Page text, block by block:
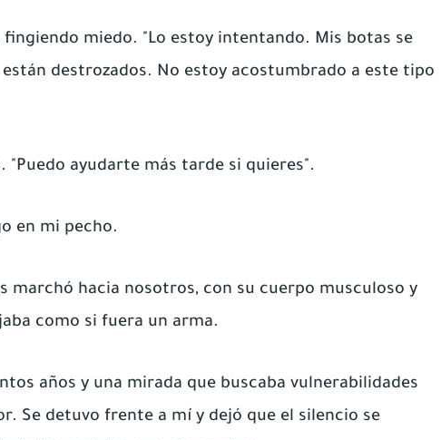
fingiendo miedo. "Lo estoy intentando. Mis botas se
destrozados. No estoy acostumbrado a este tipo
"Puedo ayudarte más tarde si quieres".
en mi pecho.
marchó hacia nosotros, con su cuerpo musculoso y
como si fuera un arma.
años y una mirada que buscaba vulnerabilidades
Se detuvo frente a mí y dejó que el silencio se